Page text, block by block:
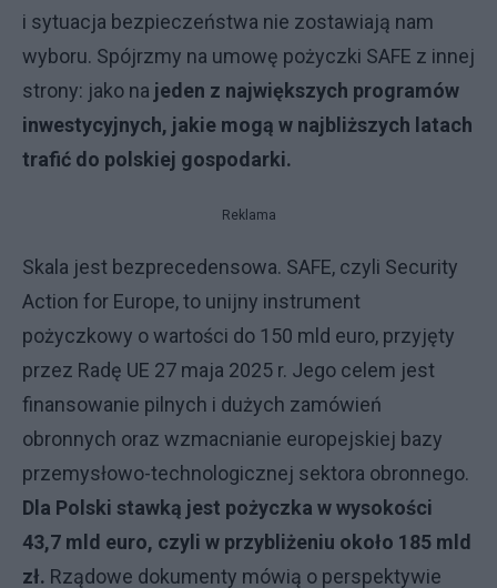
i sytuacja bezpieczeństwa nie zostawiają nam
wyboru. Spójrzmy na umowę pożyczki SAFE z innej
strony: jako na jeden z największych programów
inwestycyjnych, jakie mogą w najbliższych latach
trafić do polskiej gospodarki.
Reklama
Skala jest bezprecedensowa. SAFE, czyli Security
Action for Europe, to unijny instrument
pożyczkowy o wartości do 150 mld euro, przyjęty
przez Radę UE 27 maja 2025 r. Jego celem jest
finansowanie pilnych i dużych zamówień
obronnych oraz wzmacnianie europejskiej bazy
przemysłowo-technologicznej sektora obronnego.
Dla Polski stawką jest pożyczka w wysokości
43,7 mld euro, czyli w przybliżeniu około 185 mld
zł. Rządowe dokumenty mówią o perspektywie